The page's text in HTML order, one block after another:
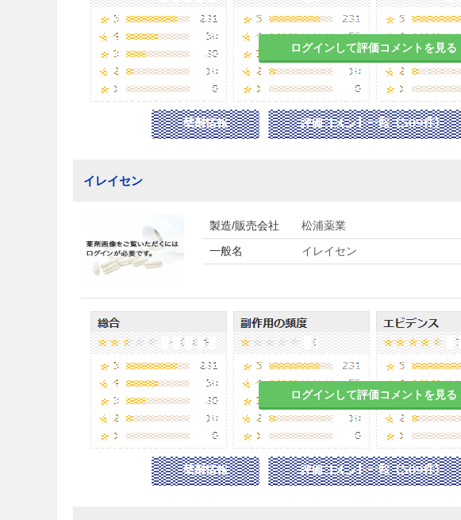
ログインして評価コメントを見る
イレイセン
製造/販売会社
松浦薬業
一般名
イレイセン
ログインして評価コメントを見る